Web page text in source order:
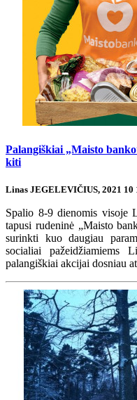
Palangiškiai „Maisto
kiti
Linas JEGELEVIČIUS, 2021 10
Spalio 8-9 dienomis visoje
tapusi rudeninė „Maisto
surinkti kuo daugiau
socialiai pažeidžiamiems
palangiškiai akcijai dosniau